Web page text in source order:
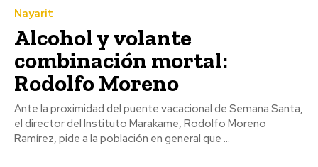
Nayarit
Alcohol y volante
combinación mortal:
Rodolfo Moreno
Ante la proximidad del puente vacacional de Semana Santa,
el director del Instituto Marakame, Rodolfo Moreno
Ramírez, pide a la población en general que ...